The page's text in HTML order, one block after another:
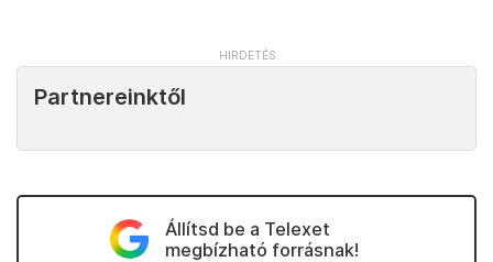
Partnereinktől
Állítsd be a Telexet
megbízható forrásnak!